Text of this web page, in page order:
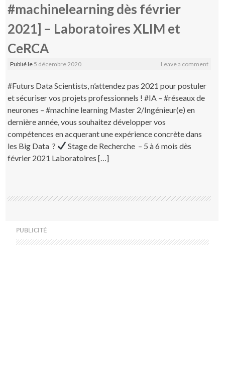
#machinelearning dès février
2021] – Laboratoires XLIM et
CeRCA
Publié le 5 décembre 2020 Leave a comment
#Futurs Data Scientists, n’attendez pas 2021 pour postuler
et sécuriser vos projets professionnels ! #IA – #réseaux de
neurones – #machine learning Master 2/Ingénieur(e) en
dernière année, vous souhaitez développer vos
compétences en acquerant une expérience concrète dans
les Big Data ?
Stage de Recherche – 5 à 6 mois dès
février 2021 Laboratoires […]
PUBLICITÉ